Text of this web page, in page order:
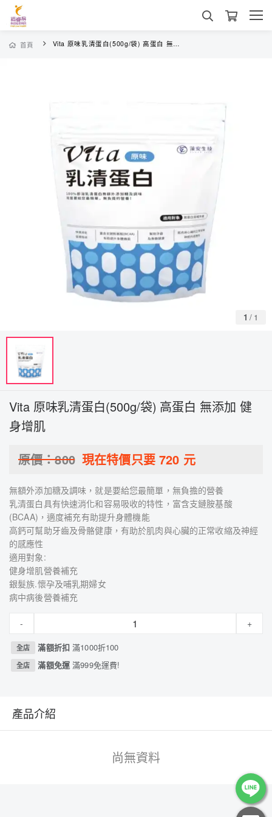
首頁 Vita 原味乳清蛋白(500g/袋) 高蛋白 無添加 健身增肌
1 / 1
Vita 原味乳清蛋白(500g/袋) 高蛋白 無添加 健
身增肌
原價：800 現在特價只要 720 元
無額外添加糖及調味，就是要給您最簡單，無負擔的營養
乳清蛋白具有快速消化和容易吸收的特性，富含支鏈胺基酸
(BCAA)，適度補充有助提升身體機能
高鈣可幫助牙齒及骨骼健康，有助於肌肉與心臟的正常收縮及神經
的感應性
適用對象:
健身增肌營養補充
銀髮族.懷孕及哺乳期婦女
病中病後營養補充
- +
全店 滿額折扣滿1000折100
全店 滿額免運滿999免運費!
產品介紹
尚無資料